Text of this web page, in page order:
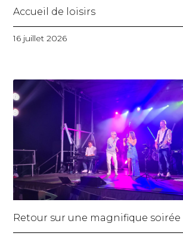
Accueil de loisirs
16 juillet 2026
Retour sur une magnifique soirée